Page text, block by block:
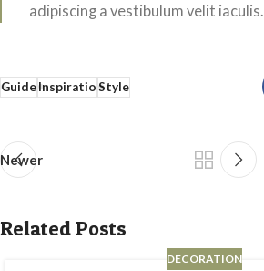
adipiscing a vestibulum velit iaculis.
GuideInspiratioStyle
Newer
Related Posts
DECORATION